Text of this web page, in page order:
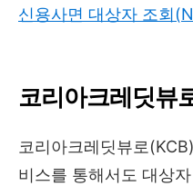
신용사면 대상자 조회
코리아크레딧뷰
코리아크레딧뷰로
비스를 통해서도 대상